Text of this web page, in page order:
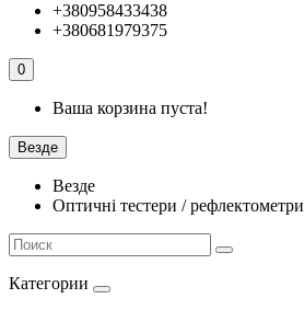
+380958433438
+380681979375
0
Ваша корзина пуста!
Везде
Везде
Оптичні тестери / рефлектометри
Категории